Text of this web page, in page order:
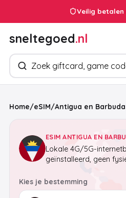
Veilig betalen
sneltegoed.nl
Zoek producten
Home/eSIM/Antigua en Barbuda
ESIM ANTIGUA EN
Lokale 4G/5G-
geïnstalleerd, geen
Kies je bestemming